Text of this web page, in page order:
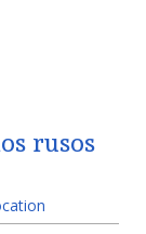
rusos